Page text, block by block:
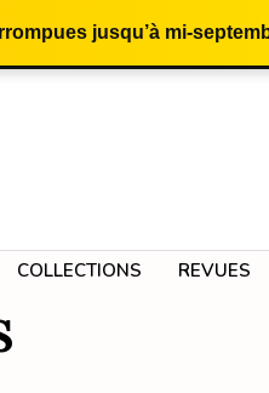
jusqu’à mi-
COLLECTIONS REVUES